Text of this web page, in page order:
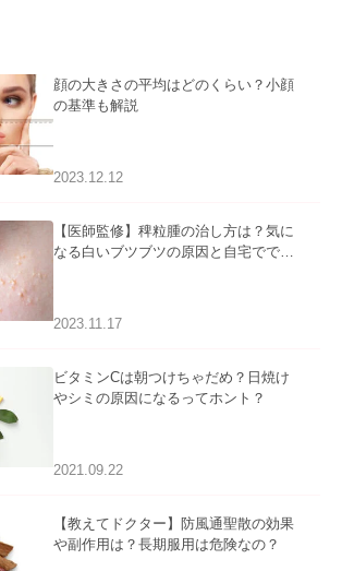
顔の大きさの平均はどのくらい？小顔
の基準も解説
2023.12.12
【医師監修】稗粒腫の治し方は？気に
なる白いブツブツの原因と自宅ででき
2023.11.17
ビタミンCは朝つけちゃだめ？日焼け
やシミの原因になるってホント？
2021.09.22
【教えてドクター】防風通聖散の効果
や副作用は？長期服用は危険なの？